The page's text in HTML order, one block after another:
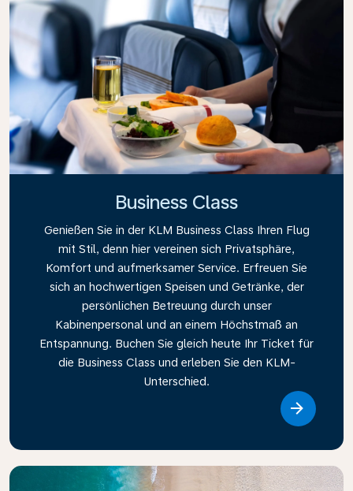
Business Class
Genießen Sie in der KLM Business Class Ihren Flug
mit Stil, denn hier vereinen sich Privatsphäre,
Komfort und aufmerksamer Service. Erfreuen Sie
sich an hochwertigen Speisen und Getränke, der
persönlichen Betreuung durch unser
Kabinenpersonal und an einem Höchstmaß an
Entspannung. Buchen Sie gleich heute Ihr Ticket für
die Business Class und erleben Sie den KLM-
Unterschied.